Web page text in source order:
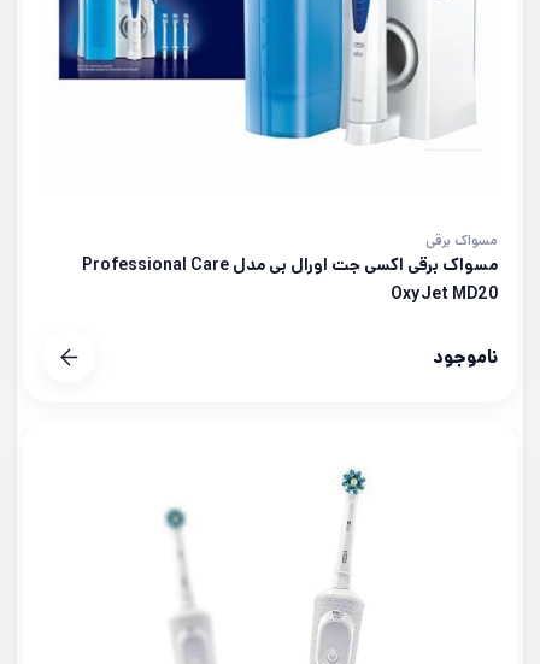
مسواک برقی
مسواک برقی اکسی جت اورال بی مدل Professional Care
OxyJet MD20
ناموجود